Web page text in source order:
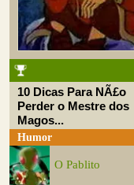
10 Dicas Para NÃ£o
Perder o Mestre dos
Magos...
Humor
O Pablito